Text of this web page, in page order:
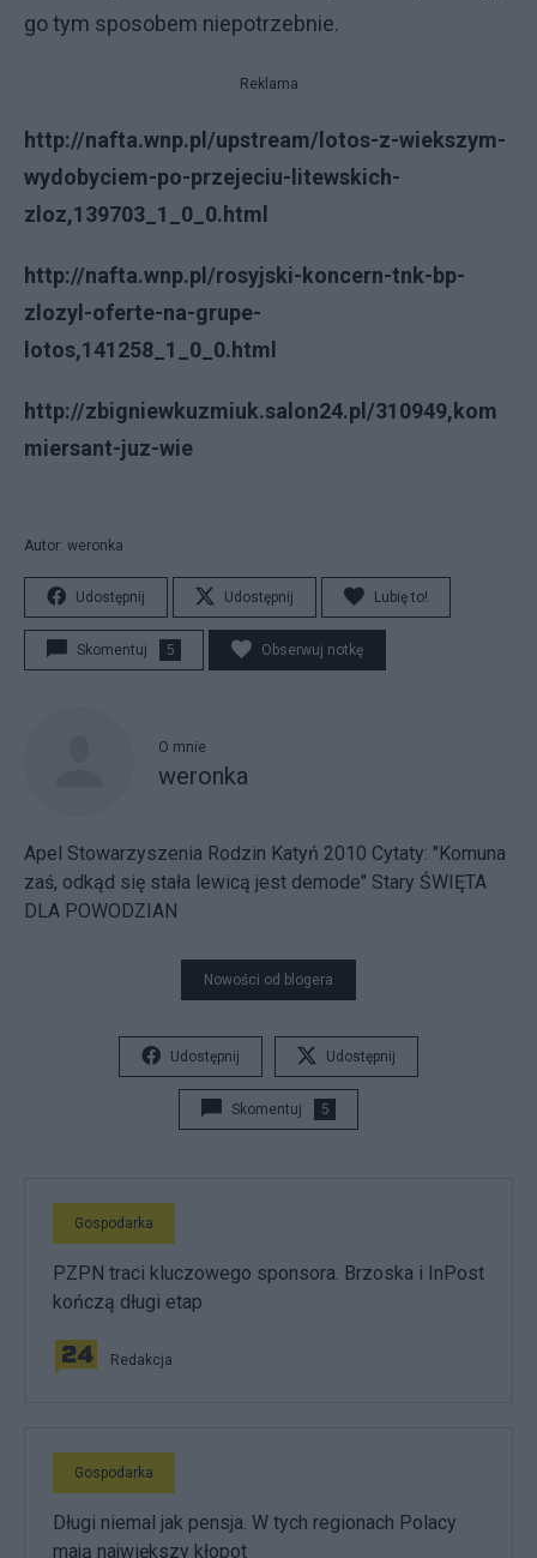
go tym sposobem niepotrzebnie.
Reklama
http://nafta.wnp.pl/upstream/lotos-z-wiekszym-
wydobyciem-po-przejeciu-litewskich-
zloz,139703_1_0_0.html
http://nafta.wnp.pl/rosyjski-koncern-tnk-bp-
zlozyl-oferte-na-grupe-
lotos,141258_1_0_0.html
http://zbigniewkuzmiuk.salon24.pl/310949,kom
miersant-juz-wie
Autor: weronka
Udostępnij Udostępnij Lubię to!
Skomentuj 5 Obserwuj notkę
O mnie
weronka
Apel Stowarzyszenia Rodzin Katyń 2010 Cytaty: "Komuna
zaś, odkąd się stała lewicą jest demode" Stary ŚWIĘTA
DLA POWODZIAN
Nowości od blogera
Udostępnij Udostępnij
Skomentuj 5
Gospodarka
PZPN traci kluczowego sponsora. Brzoska i InPost
kończą długi etap
Redakcja
Gospodarka
Długi niemal jak pensja. W tych regionach Polacy
mają największy kłopot